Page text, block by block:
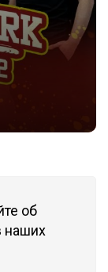
об
наших